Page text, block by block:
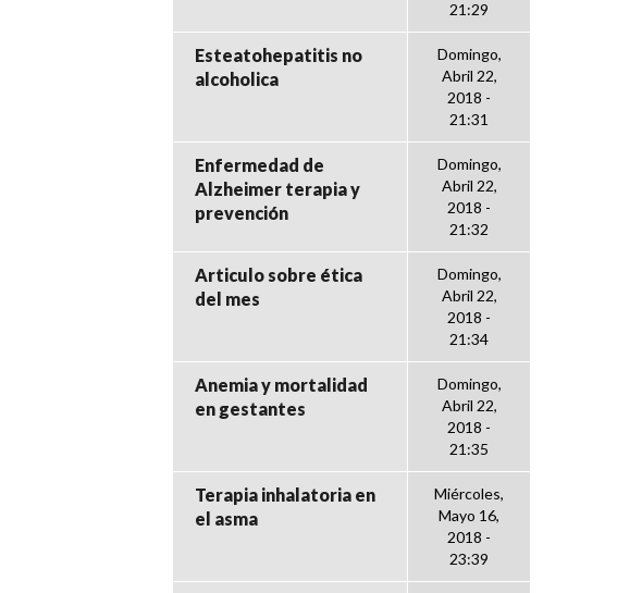
21:29
Esteatohepatitis no
alcoholica
Domingo,
Abril 22,
2018 -
21:31
Enfermedad de
Alzheimer terapia y
prevención
Domingo,
Abril 22,
2018 -
21:32
Articulo sobre ética
del mes
Domingo,
Abril 22,
2018 -
21:34
Anemia y mortalidad
en gestantes
Domingo,
Abril 22,
2018 -
21:35
Terapia inhalatoria en
el asma
Miércoles,
Mayo 16,
2018 -
23:39